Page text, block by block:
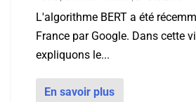
L'algorithme BERT a été
France par Google. Dans cette
expliquons le...
En savoir plus